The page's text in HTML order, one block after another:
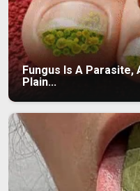
Fungus Is A Parasite,
Plain...